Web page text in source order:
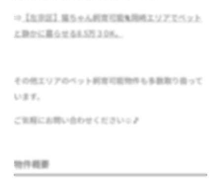
⇒ 【左京区】猫ちゃん飼育可能🐈岡崎エリアでペット
と静かに暮らせる8.5万３DK。
その他エリアのペット飼育可能物件も多数取り扱って
います。
ご気軽にお問い合わせください☺🎵
物件概要